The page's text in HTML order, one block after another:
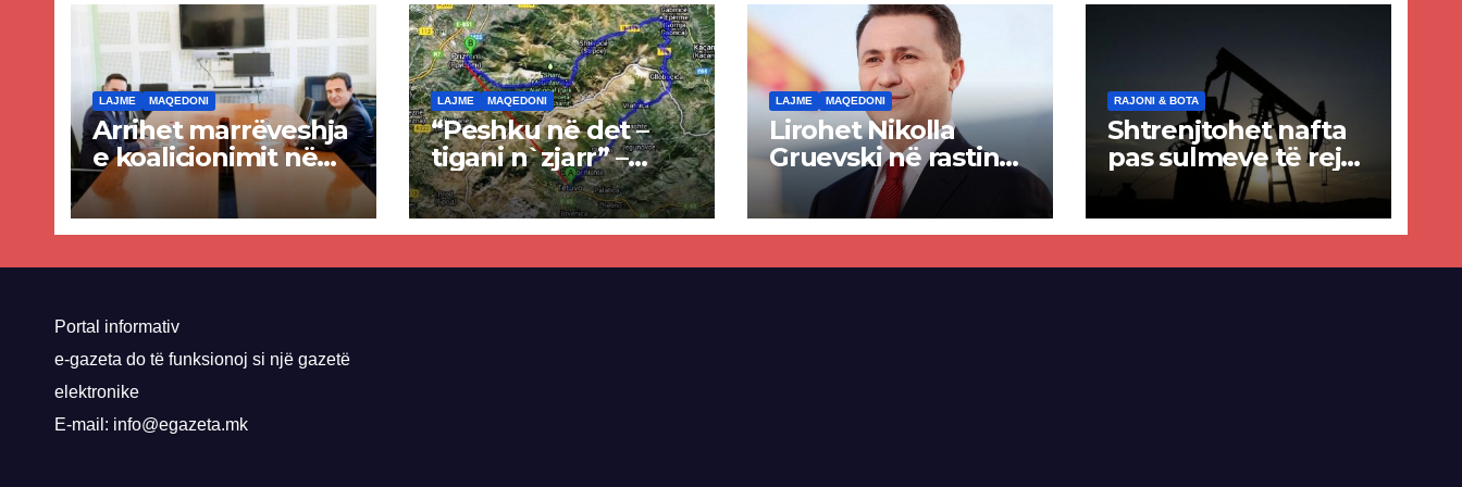
LAJME MAQEDONI
Arrihet marrëveshja
e koalicionimit në
parim mes Kurtit
dhe Abdixhikut
LAJME MAQEDONI
“Peshku në det –
tigani n`zjarr” –
Ende pa u kryer
projekti i tunelit,
komuna e Tetovës
nis punimet për
LAJME MAQEDONI
Lirohet Nikolla
Gruevski në rastin
“Talir 2”, gjykata
rrëzon akuzat për
ndërtimin e
paligjshëm të selisë
RAJONI & BOTA
Shtrenjtohet nafta
pas sulmeve të reja
SHBA–Iran
Portal informativ
e-gazeta do të funksionoj si një gazetë
elektronike
E-mail: info@egazeta.mk